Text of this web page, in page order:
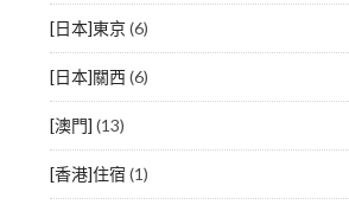
[日本]東京(6)
[日本]關西(6)
[澳門] (13)
[香港]住宿 (1)